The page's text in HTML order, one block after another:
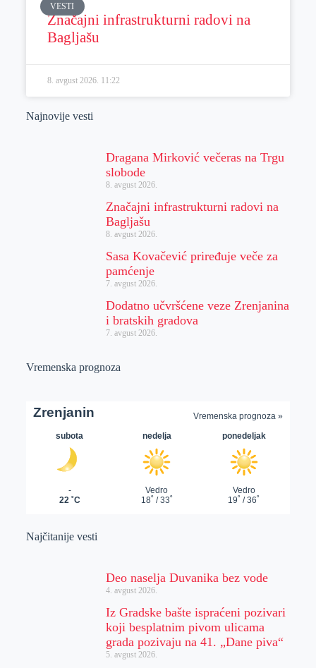
VESTI
Značajni infrastrukturni radovi na
Bagljašu
8. avgust 2026. 11:22
Najnovije vesti
Dragana Mirković večeras na Trgu
slobode
8. avgust 2026.
Značajni infrastrukturni radovi na
Bagljašu
8. avgust 2026.
Sasa Kovačević priređuje veče za
pamćenje
7. avgust 2026.
Dodatno učvršćene veze Zrenjanina
i bratskih gradova
7. avgust 2026.
Vremenska prognoza
Najčitanije vesti
Deo naselja Duvanika bez vode
4. avgust 2026.
Iz Gradske bašte ispraćeni pozivari
koji besplatnim pivom ulicama
grada pozivaju na 41. „Dane piva“
5. avgust 2026.